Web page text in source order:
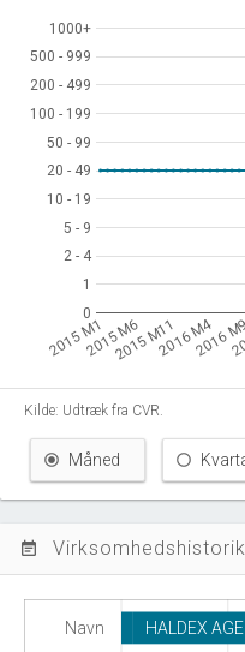
2015 M12015 M62015 M112016 M4
2016
0
0
11
2 - 4
2 - 4
5 - 9
5 - 9
10 - 19
10 - 19
20 - 49
20 - 49
50 - 99
50 - 99
100 - 199
100 - 199
200 - 499
200 - 499
500 - 999
500 - 999
1000+
1000+
Kilde: Udtræk fra CVR.
Måned
event_note Virksomhedshistorik
Navn HALDEX AGE…